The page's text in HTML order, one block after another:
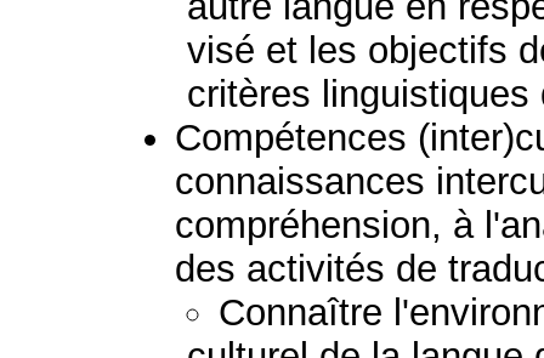
visé et les objectifs
critères
Compétences
connaissances
compréhension, à
des activités de
Connaître